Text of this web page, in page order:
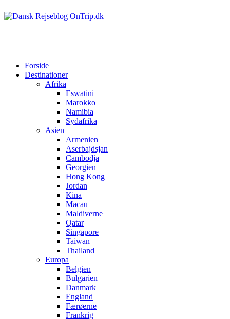
Forside
Destinationer
Afrika
Eswatini
Marokko
Namibia
Sydafrika
Asien
Armenien
Aserbajdsjan
Cambodja
Georgien
Hong Kong
Jordan
Kina
Macau
Maldiverne
Qatar
Singapore
Taiwan
Thailand
Europa
Belgien
Bulgarien
Danmark
England
Færøerne
Frankrig